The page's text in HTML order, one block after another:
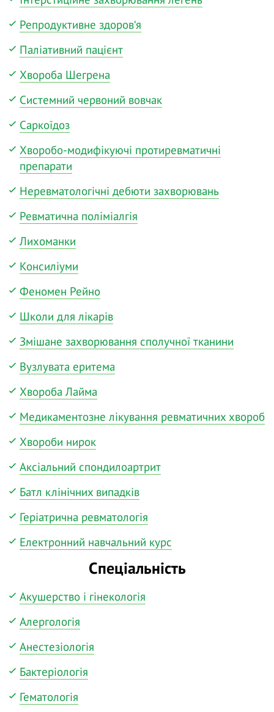
Репродуктивне здоров‘я
Паліативний пацієнт
Хвороба Шегрена
Системний червоний вовчак
Саркоїдоз
Хворобо-модифікуючі протиревматичні
препарати
Неревматологічні дебюти захворювань
Ревматична поліміалгія
Лихоманки
Консиліуми
Феномен Рейно
Школи для лікарів
Змішане захворювання сполучної тканини
Вузлувата еритема
Хвороба Лайма
Медикаментозне лікування ревматичних хвороб
Хвороби нирок
Аксіальний спондилоартрит
Батл клінічних випадків
Геріатрична ревматологія
Електронний навчальний курс
Спеціальність
Акушерство і гінекологія
Алергологія
Анестезіологія
Бактеріологія
Гематологія